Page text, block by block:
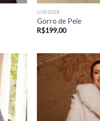
UNISSEX
Gorro de Pele
R$199,00